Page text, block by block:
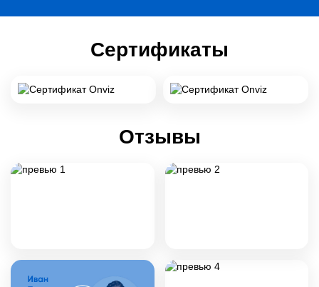
Сертификаты
Отзывы